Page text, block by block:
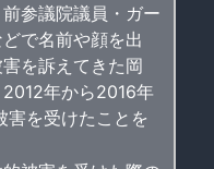
参議院議員・ガー
で名前や顔を出
を訴えてきた岡
年から2016年
害を受けたことを